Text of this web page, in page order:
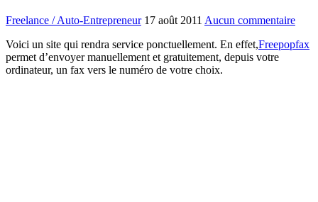
Freelance / Auto-Entrepreneur 17 août 2011 Aucun commentaire
Voici un site qui rendra service ponctuellement. En effet,Freepopfax
permet d’envoyer manuellement et gratuitement, depuis votre
ordinateur, un fax vers le numéro de votre choix.